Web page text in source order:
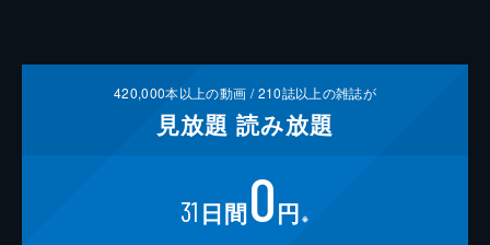
420,000本以上の動画 /210誌以上の雑誌が
見放題 読み放題
31 日間0円 ※